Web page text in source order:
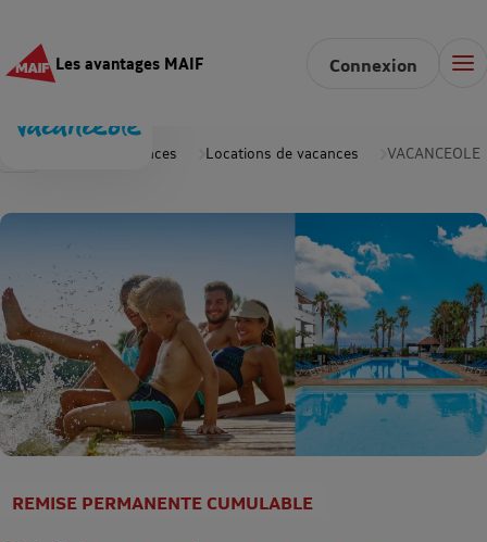
Les avantages MAIF Connexion
Vacances Locations de vacances VACANCEOLE
REMISE PERMANENTE CUMULABLE